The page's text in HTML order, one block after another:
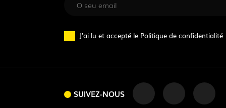
J'ai lu et accepté le Politique de confidentialité
SUIVEZ-NOUS